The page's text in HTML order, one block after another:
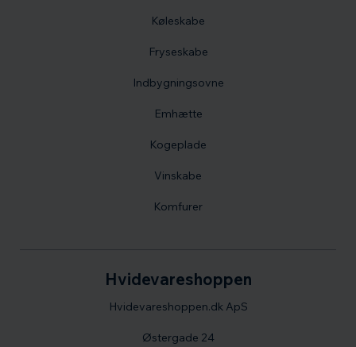
Hvidevareshoppen
Hvidevareshoppen.dk ApS
Østergade 24
Køleskabe
Fryseskabe
Indbygningsovne
Emhætte
Kogeplade
Vinskabe
Komfurer